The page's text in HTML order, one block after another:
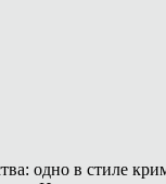
одно в стиле